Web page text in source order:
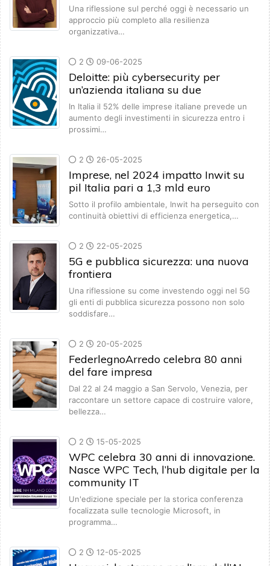
Una riflessione sul perché oggi è necessario un
approccio più completo alla resilienza
organizzativa…
2 09-06-2025
Deloitte: più cybersecurity per
un’azienda italiana su due
In Italia il 52% delle imprese italiane prevede un
aumento degli investimenti in sicurezza entro i
prossimi…
2 26-05-2025
Imprese, nel 2024 impatto Inwit su
pil Italia pari a 1,3 mld euro
Sotto il profilo ambientale, Inwit ha perseguito con
continuità obiettivi di efficienza energetica,…
2 22-05-2025
5G e pubblica sicurezza: una nuova
frontiera
Una riflessione su come investendo oggi nel 5G
gli enti di pubblica sicurezza possono non solo
soddisfare…
2 20-05-2025
FederlegnoArredo celebra 80 anni
del fare impresa
Dal 22 al 24 maggio a San Servolo, Venezia, per
raccontare un settore capace di costruire valore,
bellezza…
2 15-05-2025
WPC celebra 30 anni di innovazione.
Nasce WPC Tech, l’hub digitale per la
community IT
Un'edizione speciale per la storica conferenza
focalizzata sulle tecnologie Microsoft, in
programma…
2 12-05-2025